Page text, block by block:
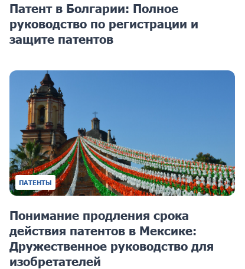
Патент в Болгарии: Полное
руководство по регистрации и
защите патентов
ПАТЕНТЫ
Понимание продления срока
действия патентов в Мексике:
Дружественное руководство для
изобретателей